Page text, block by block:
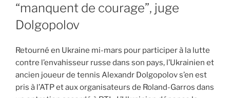
“manquent de courage”, juge
Dolgopolov
Retourné en Ukraine mi-mars pour participer à la lutte
contre l’envahisseur russe dans son pays, l’Ukrainien et
ancien joueur de tennis Alexandr Dolgopolov s’en est
pris à l’ATP et aux organisateurs de Roland-Garros dans